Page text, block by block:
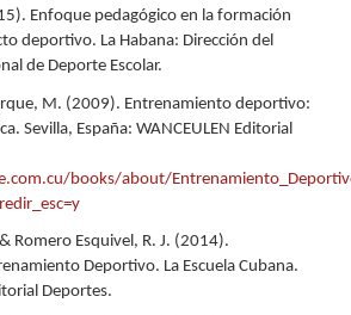
Enfoque pedagógico en la formación
deportivo. La Habana: Dirección del
de Deporte Escolar.
M. (2009). Entrenamiento deportivo:
Sevilla, España: WANCEULEN Editorial
books/about/
Romero Esquivel, R. J. (2014).
Deportivo. La Escuela Cubana.
Deportes.